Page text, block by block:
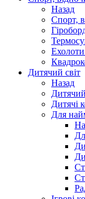
Назад
Спорт,
Дитячий світ
Назад
Дитячі
Для